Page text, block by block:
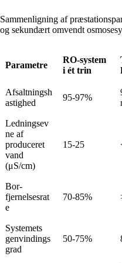
Sammenligning af
og sekundært omvendt
Parametre
RO-system
i ét trin
Afsaltningsh
astighed
95-97%
Ledningsev
ne af
produceret
vand
(μS/cm)
15-25
Bor-
fjernelsesrat
e
70-85%
Systemets
genvindings
grad
50-75%